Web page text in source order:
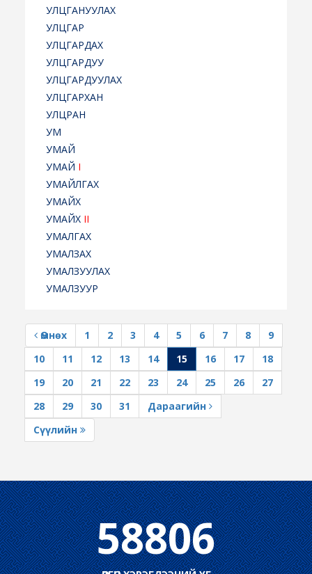
УЛЦГАНУУЛАХ
УЛЦГАР
УЛЦГАРДАХ
УЛЦГАРДУУ
УЛЦГАРДУУЛАХ
УЛЦГАРХАН
УЛЦРАН
УМ
УМАЙ
УМАЙ I
УМАЙЛГАХ
УМАЙХ
УМАЙХ II
УМАЛГАХ
УМАЛЗАХ
УМАЛЗУУЛАХ
УМАЛЗУУР
Өмнөх 1 2 3 4 5 6 7 8
9
10
11 12 13 14 15 16 17
18
19
20 21 22 23 24 25 26
27
28
29 30 31
Дараагийн
Сүүлийн
58806